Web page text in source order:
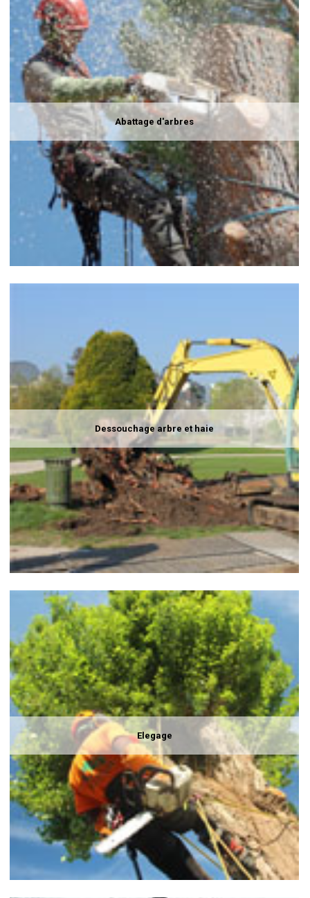
Abattage d'arbres
Dessouchage arbre et haie
Elegage